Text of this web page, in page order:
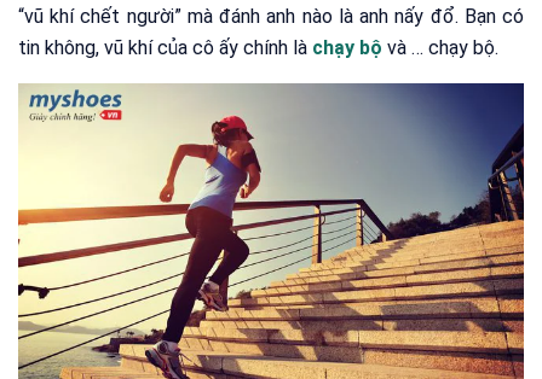
“vũ khí chết người” mà đánh anh nào là anh nấy đổ. Bạn có
tin không, vũ khí của cô ấy chính là chạy bộ và … chạy bộ.